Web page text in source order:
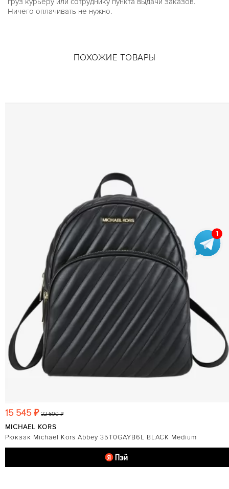
Ничего оплачивать не нужно.
ПОХОЖИЕ ТОВАРЫ
15 545 ₽ 32 600 ₽
MICHAEL KORS
Рюкзак Michael Kors Abbey 35T0GAYB6L BLACK Medium